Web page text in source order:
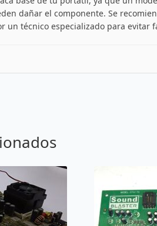
dañar el componente. Se
un técnico especializado para evitar